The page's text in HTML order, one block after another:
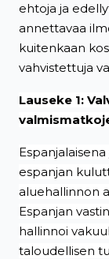
ehtoja ja
annettavaa
kuitenkaan
vahvistettuja
Lauseke 1:
espanjan
aluehallinnon
Espanjan
hallinnoi
taloudellisen